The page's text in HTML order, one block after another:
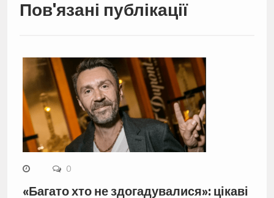
Пов'язані публікації
0
«Багато хто не здогадувалися»: цікаві